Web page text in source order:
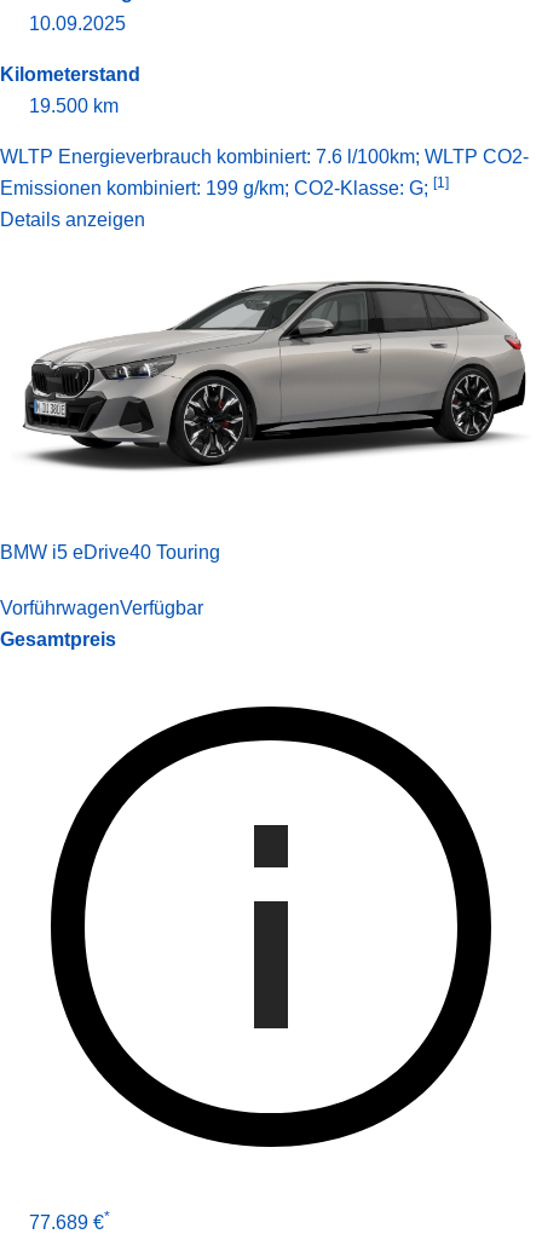
10.09.2025
Kilometerstand
19.500 km
WLTP Energieverbrauch kombiniert: 7.6 l/100km; WLTP CO2-
Emissionen kombiniert: 199 g/km; CO2-Klasse: G; [1]
Details anzeigen
BMW i5 eDrive40 Touring
VorführwagenVerfügbar
Gesamtpreis
77.689 €*